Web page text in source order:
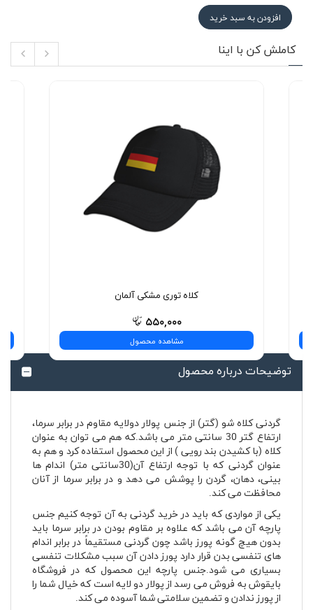
افزودن به سبد خرید
کاملش کن با اینا
کلاه توری مشکی آلمان
۵۵۰,۰۰۰
مشاهده محصول
توضیحات درباره محصول
گردنی کلاه شو (گتر) از جنس پولار دولایه مقاوم در برابر سرما،
ارتفاع گتر 30 سانتی متر می باشد.که هم می توان به عنوان
کلاه (با کشیدن بند رویی ) از این محصول استفاده کرد و هم به
عنوان گردنی که با توجه ارتفاع آن(30سانتی متر) اندام ها
بینی، دهان، گردن را پوشش می دهد و در برابر سرما از آنان
محافظت می کند.
یکی از مواردی که باید در خرید گردنی به آن توجه کنیم جنس
پارچه آن می باشد که علاوه بر مقاوم بودن در برابر سرما باید
بدون هیچ گونه پورز باشد چون گردنی مستقیماً در برابر اندام
های تنفسی بدن قرار دارد پورز دادن آن سبب مشکلات تنفسی
بسیاری می شود.جنس پارچه این محصول که در فروشگاه
بایقوش به فروش می رسد از پولار دو لایه است که خیال شما را
از پورز ندادن و تضمین سلامتی شما آسوده می کند.